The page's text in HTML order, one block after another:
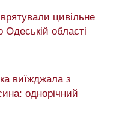
цивільне
області
виїжджала з
однорічний